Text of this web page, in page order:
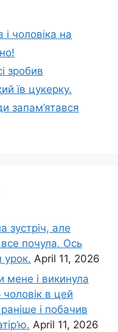
і чоловіка на
зробив
їв цукерку.
запам’ятався
зустріч, але
все почула. Ось
урок. April 11, 2026
мене і викинула
в цей
і побачив
April 11, 2026